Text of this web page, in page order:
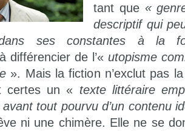
tant que «
descriptif qui
ses constantes à la
à différencier de l’« utopisme
». Mais la fiction n’exclut pas
certes un « texte littéraire
tout pourvu d’un contenu
ni une chimère. Elle ne se